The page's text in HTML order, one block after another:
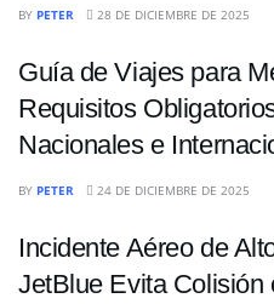
BY PETER 28 DE DICIEMBRE DE 2025
Guía de Viajes para
Requisitos
Nacionales e
BY PETER 24 DE DICIEMBRE DE 2025
Incidente Aéreo de
JetBlue Evita Colisión